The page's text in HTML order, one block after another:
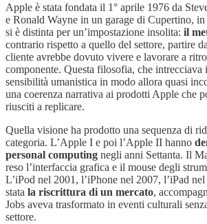
Apple è stata fondata il 1° aprile 1976 da
e Ronald Wayne in un garage di Cupertino,
si è distinta per un’impostazione insolita: il
contrario rispetto a quello del settore, partire
cliente avrebbe dovuto vivere e lavorare a
componente. Questa filosofia, che intrecciava
sensibilità umanistica in modo allora quasi
una coerenza narrativa ai prodotti Apple che
riusciti a replicare.
Quella visione ha prodotto una sequenza di
categoria. L’Apple I e poi l’Apple II hanno
personal computing negli anni Settanta. Il
reso l’interfaccia grafica e il mouse degli
L’iPod nel 2001, l’iPhone nel 2007, l’iPad
stata la riscrittura di un mercato,
Jobs aveva trasformato in eventi culturali
settore.